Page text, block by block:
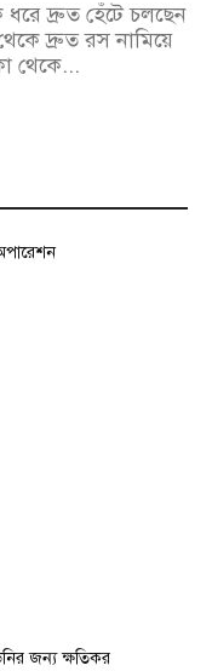
দ্রুত হেঁটে চলছেন
দ্রুত রস নামিয়ে
থেকে...
জন্য ক্ষতিকর